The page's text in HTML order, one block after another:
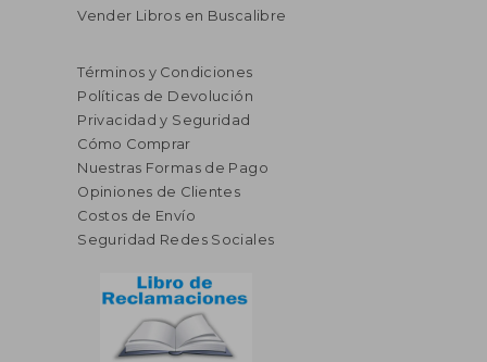
Vender Libros en Buscalibre
Términos y Condiciones
Políticas de Devolución
Privacidad y Seguridad
Cómo Comprar
Nuestras Formas de Pago
Opiniones de Clientes
Costos de Envío
Seguridad Redes Sociales